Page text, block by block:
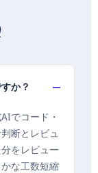
か？
でコード・
断とレビュ
をレビュー
な工数短縮